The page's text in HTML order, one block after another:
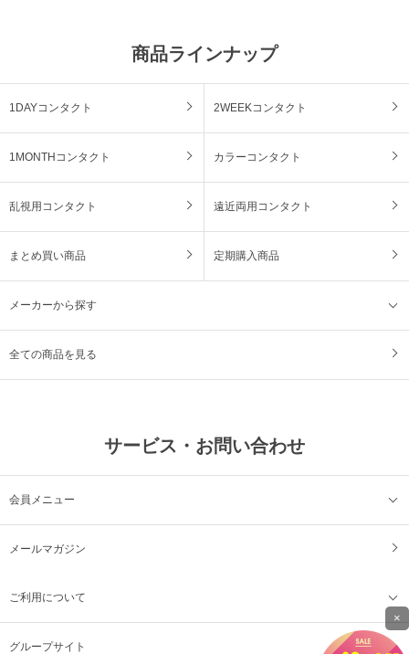
商品ラインナップ
1DAYコンタクト 2WEEKコンタクト
1MONTHコンタクト カラーコンタクト
乱視用コンタクト 遠近両用コンタクト
まとめ買い商品 定期購入商品
メーカーから探す
全ての商品を見る
サービス・お問い合わせ
会員メニュー
メールマガジン
ご利用について
グループサイト
×